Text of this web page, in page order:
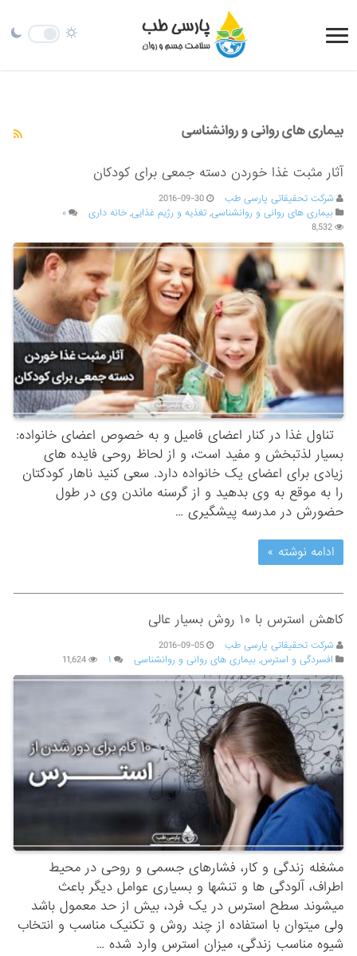
بیماری های روانی و روانشناسی
آثار مثبت غذا خوردن دسته جمعی برای کودکان
شرکت تحقیقاتی پارسی طب
2016-09-30
بیماری های روانی و روانشناسی,تغذیه و رژیم غذایی,خانه داری
۰
8,532
تناول غذا در کنار اعضای فامیل و به خصوص اعضای خانواده:
بسیار لذتبخش و مفید است، و از لحاظ روحی فایده های
زیادی برای اعضای یک خانواده دارد. سعی کنید ناهار کودکتان
را به موقع به وی بدهید و از گرسنه ماندن وی در طول
حضورش در مدرسه پیشگیری …
ادامه نوشته »
کاهش استرس با ۱۰ روش بسیار عالی
شرکت تحقیقاتی پارسی طب
2016-09-05
افسردگی و استرس,بیماری های روانی و روانشناسی ۱ 11,624
مشغله زندگی و کار، فشارهای جسمی و روحی در محیط
اطراف، آلودگی ها و تنشها و بسیاری عوامل دیگر باعث
میشوند سطح استرس در یک فرد، بیش از حد معمول باشد
ولی میتوان با استفاده از چند روش و تکنیک مناسب و انتخاب
شیوه مناسب زندگی،‌ میزان استرس وارد شده …